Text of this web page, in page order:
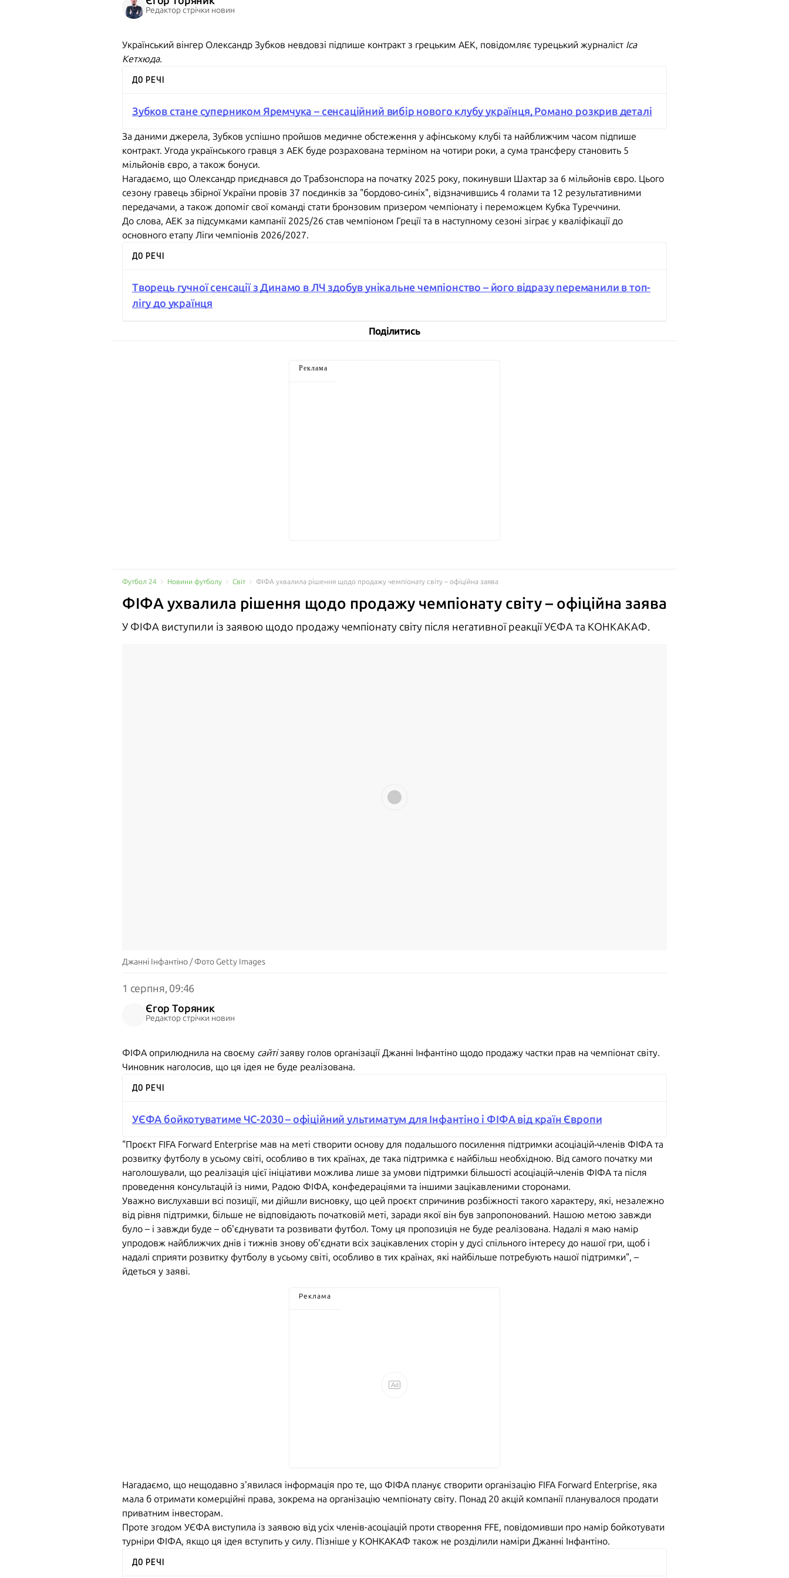
Редактор стрічки новин
Український вінгер Олександр Зубков невдовзі підпише контракт з грецьким АЕК, повідомляє турецький журналіст Іса
Кетхюда.
ДО РЕЧІ
Зубков стане суперником Яремчука – сенсаційний вибір нового клубу українця, Романо розкрив деталі
За даними джерела, Зубков успішно пройшов медичне обстеження у афінському клубі та найближчим часом підпише
контракт. Угода українського гравця з АЕК буде розрахована терміном на чотири роки, а сума трансферу становить 5
мільйонів євро, а також бонуси.
Нагадаємо, що Олександр приєднався до Трабзонспора на початку 2025 року, покинувши Шахтар за 6 мільйонів євро. Цього
сезону гравець збірної України провів 37 поєдинків за "бордово-синіх", відзначившись 4 голами та 12 результативними
передачами, а також допоміг свої команді стати бронзовим призером чемпіонату і переможцем Кубка Туреччини.
До слова, АЕК за підсумками кампанії 2025/26 став чемпіоном Греції та в наступному сезоні зіграє у кваліфікації до
основного етапу Ліги чемпіонів 2026/2027.
ДО РЕЧІ
Творець гучної сенсації з Динамо в ЛЧ здобув унікальне чемпіонство – його відразу переманили в топ-
лігу до українця
Поділитись
Реклама